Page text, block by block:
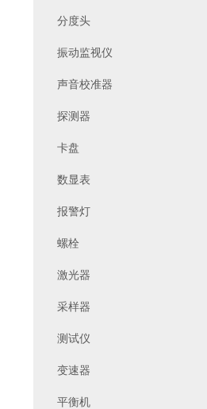
分度头
振动监视仪
声音校准器
探测器
卡盘
数显表
报警灯
螺栓
激光器
采样器
测试仪
变速器
平衡机